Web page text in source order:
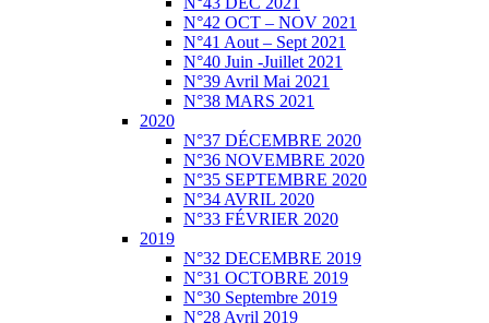
N°42 OCT – NOV 2021
N°41 Aout – Sept 2021
N°40 Juin -Juillet 2021
N°39 Avril Mai 2021
N°38 MARS 2021
2020
N°37 DÉCEMBRE 2020
N°36 NOVEMBRE 2020
N°35 SEPTEMBRE 2020
N°34 AVRIL 2020
N°33 FÉVRIER 2020
2019
N°32 DECEMBRE 2019
N°31 OCTOBRE 2019
N°30 Septembre 2019
N°28 Avril 2019